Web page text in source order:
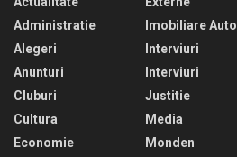
Administratie
Alegeri
Anunturi
Cluburi
Cultura
Economie
Imobiliare Auto
Interviuri
Interviuri
Justitie
Media
Monden